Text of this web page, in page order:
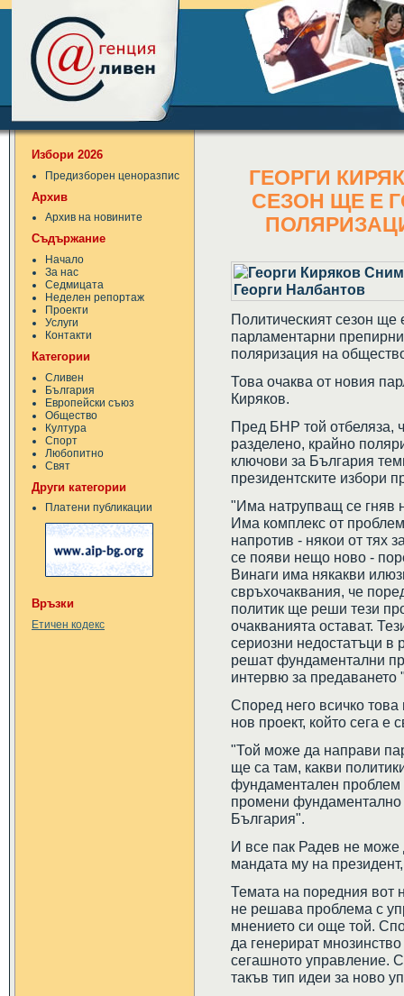
Избори 2026
Предизборен ценоразпис
Архив
Архив на новините
Съдържание
Начало
За нас
Седмицата
Неделен репортаж
Проекти
Услуги
Контакти
Категории
Сливен
България
Европейски съюз
Общество
Култура
Спорт
Любопитно
Свят
Други категории
Платени публикации
Връзки
Етичен кодекс
ГЕОРГИ
СЕЗОН ЩЕ Е
Политическият сезон
парламентарни
поляризация на
Това очаква от новия
Киряков.
Пред БНР той отбеляза,
разделено, крайно
ключови за България
президентските избори
"Има натрупващ се гняв
Има комплекс от
напротив - някои от тях
се появи нещо ново -
Винаги има някакви
свръхочаквания, че
политик ще реши тези
очакванията остават.
сериозни недостатъци в
решат фундаментални
интервю за предаването
Според него всичко
нов проект, който сега е
"Той може да направи
ще са там, какви
фундаментален проблем
промени фундаментално
България".
И все пак Радев не може
мандата му на
Темата на поредния вот
не решава проблема с
мнението си още той.
да генерират
сегашното управление.
такъв тип идеи за ново